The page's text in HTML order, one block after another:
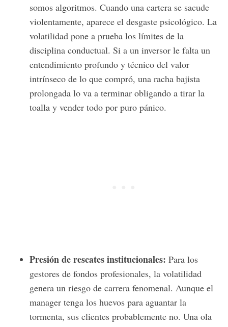
somos algoritmos. Cuando una cartera se sacude
violentamente, aparece el desgaste psicológico. La
volatilidad pone a prueba los límites de la
disciplina conductual. Si a un inversor le falta un
entendimiento profundo y técnico del valor
intrínseco de lo que compró, una racha bajista
prolongada lo va a terminar obligando a tirar la
toalla y vender todo por puro pánico.
Presión de rescates institucionales: Para los
gestores de fondos profesionales, la volatilidad
genera un riesgo de carrera fenomenal. Aunque el
manager tenga los huevos para aguantar la
tormenta, sus clientes probablemente no. Una ola